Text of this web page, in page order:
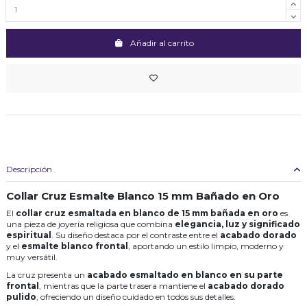
Añadir al carrito
Descripción
Collar Cruz Esmalte Blanco 15 mm Bañado en Oro
El collar cruz esmaltada en blanco de 15 mm bañada en oro es
una pieza de joyería religiosa que combina elegancia, luz y significado
espiritual . Su diseño destaca por el contraste entre el acabado dorado
y el esmalte blanco frontal , aportando un estilo limpio, moderno y
muy versátil.
La cruz presenta un acabado esmaltado en blanco en su parte
frontal , mientras que la parte trasera mantiene el acabado dorado
pulido , ofreciendo un diseño cuidado en todos sus detalles.